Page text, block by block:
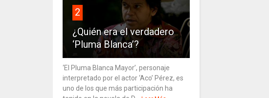
2
¿Quién era el verdadero
‘Pluma Blanca’?
‘El Pluma Blanca Mayor’, personaje
interpretado por el actor ‘Aco’ Pérez, es
uno de los que más participación ha